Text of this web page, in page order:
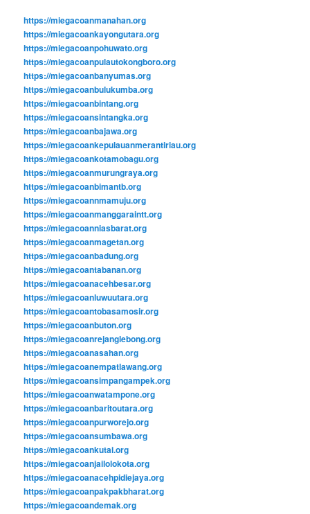
https://miegacoanmanahan.org
https://miegacoankayongutara.org
https://miegacoanpohuwato.org
https://miegacoanpulautokongboro.org
https://miegacoanbanyumas.org
https://miegacoanbulukumba.org
https://miegacoanbintang.org
https://miegacoansintangka.org
https://miegacoanbajawa.org
https://miegacoankepulauanmerantiriau.org
https://miegacoankotamobagu.org
https://miegacoanmurungraya.org
https://miegacoanbimantb.org
https://miegacoannmamuju.org
https://miegacoanmanggaraintt.org
https://miegacoanniasbarat.org
https://miegacoanmagetan.org
https://miegacoanbadung.org
https://miegacoantabanan.org
https://miegacoanacehbesar.org
https://miegacoanluwuutara.org
https://miegacoantobasamosir.org
https://miegacoanbuton.org
https://miegacoanrejanglebong.org
https://miegacoanasahan.org
https://miegacoanempatlawang.org
https://miegacoansimpangampek.org
https://miegacoanwatampone.org
https://miegacoanbaritoutara.org
https://miegacoanpurworejo.org
https://miegacoansumbawa.org
https://miegacoankutai.org
https://miegacoanjailolokota.org
https://miegacoanacehpidiejaya.org
https://miegacoanpakpakbharat.org
https://miegacoandemak.org